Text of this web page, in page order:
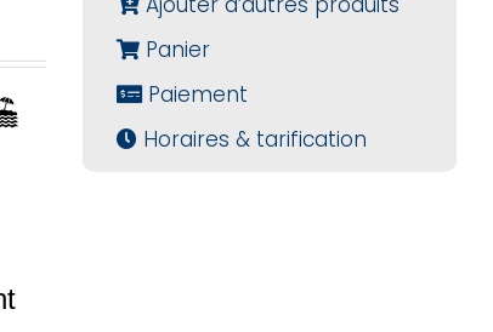
Panier
Paiement
Horaires & tarification